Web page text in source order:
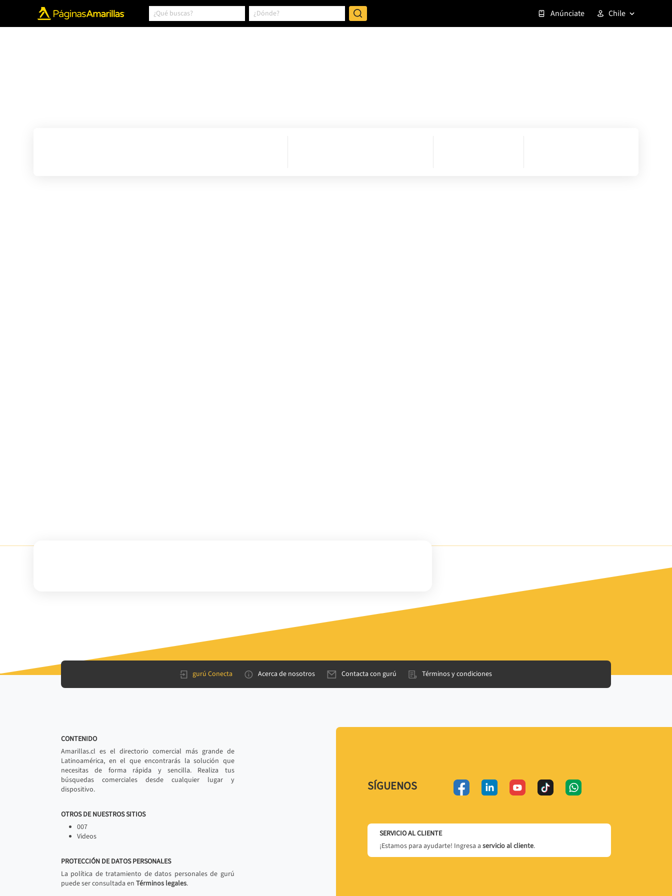
Anúnciate Chile
gurú Conecta Acerca de nosotros Contacta con gurú Términos y condiciones
CONTENIDO
Amarillas.cl es el directorio comercial más grande de
Latinoamérica, en el que encontrarás la solución que
necesitas de forma rápida y sencilla. Realiza tus
búsquedas comerciales desde cualquier lugar y
dispositivo.
OTROS DE NUESTROS SITIOS
007
Videos
PROTECCIÓN DE DATOS PERSONALES
La política de tratamiento de datos personales de gurú
puede ser consultada en Términos legales.
SÍGUENOS
SERVICIO AL CLIENTE
¡Estamos para ayudarte! Ingresa a servicio al cliente.